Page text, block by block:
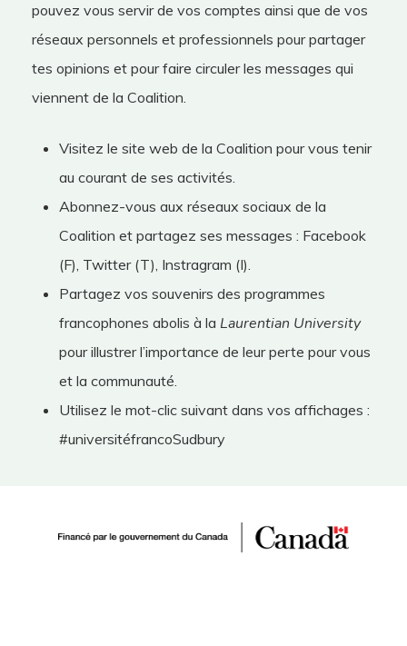
pouvez vous servir de vos comptes ainsi que de vos
réseaux personnels et professionnels pour partager
tes opinions et pour faire circuler les messages qui
viennent de la Coalition.
Visitez le site web de la Coalition pour vous tenir
au courant de ses activités.
Abonnez-vous aux réseaux sociaux de la
Coalition et partagez ses messages : Facebook
(F), Twitter (T), Instragram (I).
Partagez vos souvenirs des programmes
francophones abolis à la Laurentian University
pour illustrer l’importance de leur perte pour vous
et la communauté.
Utilisez le mot-clic suivant dans vos affichages :
#universitéfrancoSudbury